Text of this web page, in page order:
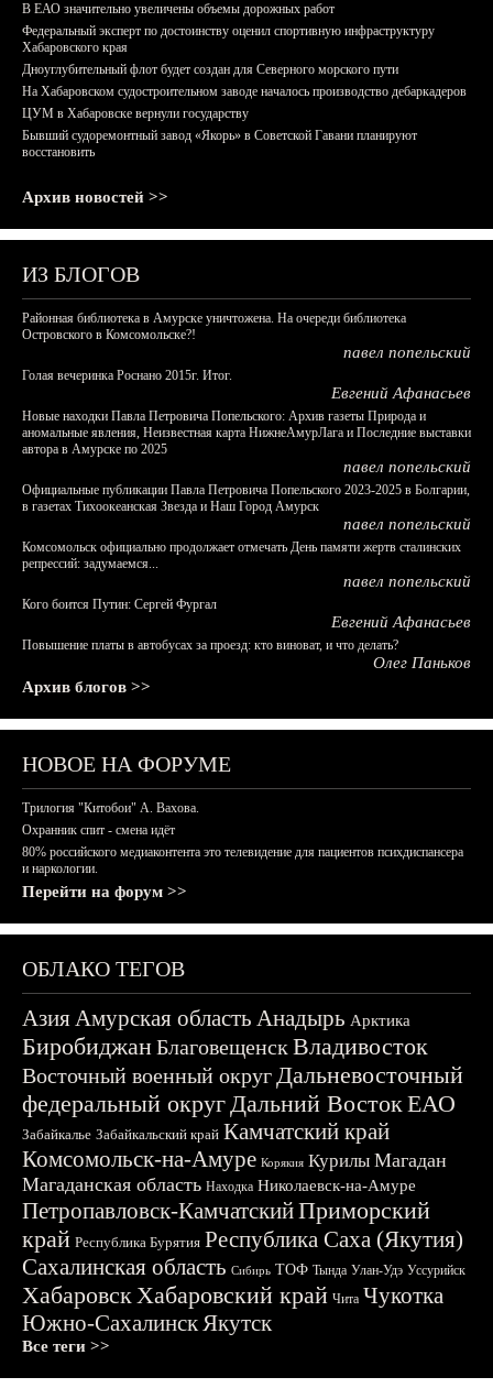
В ЕАО значительно увеличены объемы дорожных работ
Федеральный эксперт по достоинству оценил спортивную инфраструктуру
Хабаровского края
Дноуглубительный флот будет создан для Северного морского пути
На Хабаровском судостроительном заводе началось производство дебаркадеров
ЦУМ в Хабаровске вернули государству
Бывший судоремонтный завод «Якорь» в Советской Гавани планируют
восстановить
Архив новостей >>
ИЗ БЛОГОВ
Районная библиотека в Амурске уничтожена. На очереди библиотека
Островского в Комсомольске?!
павел попельский
Голая вечеринка Роснано 2015г. Итог.
Евгений Афанасьев
Новые находки Павла Петровича Попельского: Архив газеты Природа и
аномальные явления, Неизвестная карта НижнеАмурЛага и Последние выставки
автора в Амурске по 2025
павел попельский
Официальные публикации Павла Петровича Попельского 2023-2025 в Болгарии,
в газетах Тихоокеанская Звезда и Наш Город Амурск
павел попельский
Комсомольск официально продолжает отмечать День памяти жертв сталинских
репрессий: задумаемся...
павел попельский
Кого боится Путин: Сергей Фургал
Евгений Афанасьев
Повышение платы в автобусах за проезд: кто виноват, и что делать?
Олег Паньков
Архив блогов >>
НОВОЕ НА ФОРУМЕ
Трилогия "Китобои" А. Вахова.
Охранник спит - смена идёт
80% российского медиаконтента это телевидение для пациентов психдиспансера
и наркологии.
Перейти на форум >>
ОБЛАКО ТЕГОВ
АзияАмурская область Анадырь Арктика
БиробиджанБлаговещенскВладивосток
Восточный военный округДальневосточный
федеральный округДальний ВостокЕАО
Забайкалье Забайкальский край Камчатский край
Комсомольск-на-Амуре Корякия Курилы Магадан
Магаданская область Находка Николаевск-на-Амуре
Петропавловск-КамчатскийПриморский
край Республика Бурятия Республика Саха (Якутия)
Сахалинская область Сибирь ТОФ Тында Улан-Удэ Уссурийск
ХабаровскХабаровский край Чита Чукотка
Южно-СахалинскЯкутск
Все теги >>